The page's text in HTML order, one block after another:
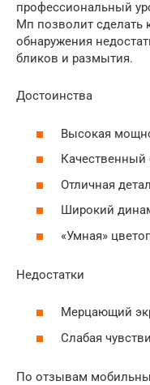
профессиональный
Мп позволит сделать
обнаружения
бликов и размытия.
Достоинства
Высокая
Качественный
Отличная
Широкий
«Умная»
Недостатки
Мерцающий
Слабая
По отзывам